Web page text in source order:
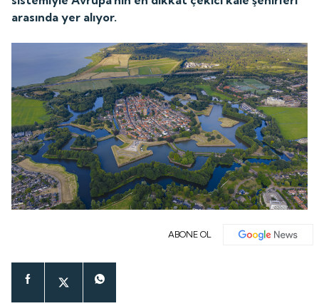
arasında yer alıyor.
ABONE OL